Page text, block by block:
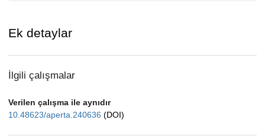
Ek detaylar
İlgili çalışmalar
Verilen çalışma ile aynıdır
10.48623/aperta.240636 (DOI)